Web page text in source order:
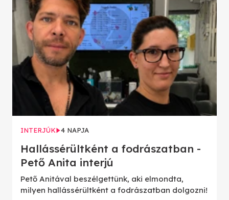
INTERJÚK 4 NAPJA
Hallássérültként a fodrászatban -
Pető Anita interjú
Pető Anitával beszélgettünk, aki elmondta,
milyen hallássérültként a fodrászatban dolgozni!